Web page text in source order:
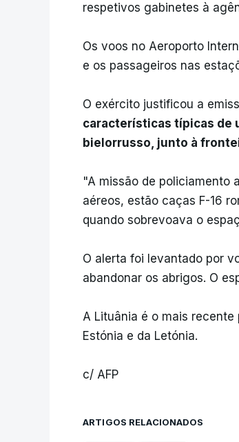
respetivos gabinetes à
Os voos no Aeroporto
e os passageiros nas
O exército justificou a
características típicas de
bielorrusso, junto à
"A missão de policiamento
aéreos, estão caças F-16
quando sobrevoava o
O alerta foi levantado por
abandonar os abrigos. O
A Lituânia é o mais
Estónia e da Letónia.
c/ AFP
ARTIGOS RELACIONADOS